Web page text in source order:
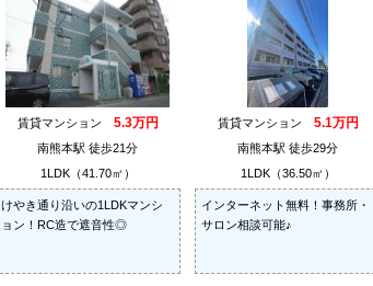
賃貸マンション 5.3万円
南熊本駅 徒歩21分
1LDK（41.70㎡）
けやき通り沿いの1LDKマンシ
ョン！RC造で遮音性◎
賃貸マンション 5.1万円
南熊本駅 徒歩29分
1LDK（36.50㎡）
インターネット無料！事務所・
サロン相談可能♪